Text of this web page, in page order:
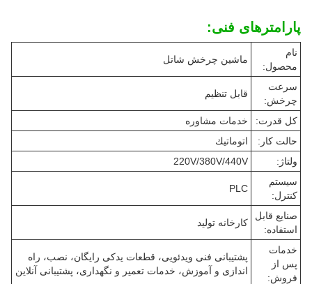
پارامترهای فنی:
نام
محصول:
ماشین چرخش شاتل
سرعت
چرخش:
قابل تنظیم
کل قدرت:
خدمات مشاوره
حالت کار:
اتوماتيك
ولتاژ:
220V/380V/440V
سیستم
کنترل:
PLC
صنایع قابل
استفاده:
کارخانه تولید
خدمات
پس از
فروش:
پشتیبانی فنی ویدئویی، قطعات یدکی رایگان، نصب، راه
اندازی و آموزش، خدمات تعمیر و نگهداری، پشتیبانی آنلاین